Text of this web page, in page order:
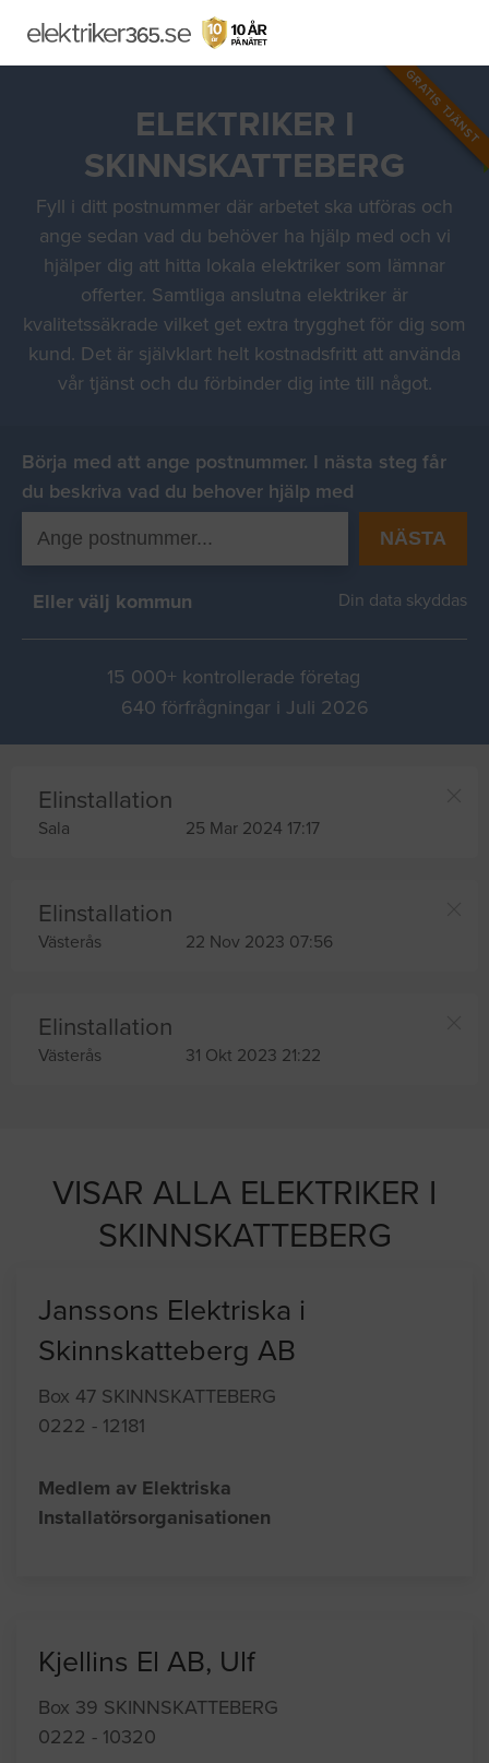
GRATIS TJÄNST
ELEKTRIKER I
SKINNSKATTEBERG
Fyll i ditt postnummer där arbetet ska utföras och
ange sedan vad du behöver ha hjälp med och vi
hjälper dig att hitta lokala elektriker som lämnar
offerter. Samtliga anslutna elektriker är
kvalitetssäkrade vilket get extra trygghet för dig som
kund. Det är självklart helt kostnadsfritt att använda
vår tjänst och du förbinder dig inte till något.
Börja med att ange postnummer. I nästa steg får
du beskriva vad du behover hjälp med
NÄSTA
Eller välj kommun Din data skyddas
15 000+ kontrollerade företag
640 förfrågningar i Juli 2026
Elinstallation
Sala 25 Mar 2024 17:17
Elinstallation
Västerås 22 Nov 2023 07:56
Elinstallation
Västerås 31 Okt 2023 21:22
VISAR ALLA ELEKTRIKER I
SKINNSKATTEBERG
Janssons Elektriska i
Skinnskatteberg AB
Box 47 SKINNSKATTEBERG
0222 - 12181
Medlem av Elektriska
Installatörsorganisationen
Kjellins El AB, Ulf
Box 39 SKINNSKATTEBERG
0222 - 10320